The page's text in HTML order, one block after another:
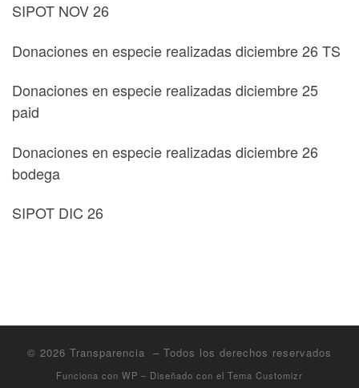
SIPOT NOV 26
Donaciones en especie realizadas diciembre 26 TS
Donaciones en especie realizadas diciembre 25
paid
Donaciones en especie realizadas diciembre 26
bodega
SIPOT DIC 26
© 2026 Transparencia – Todos los derechos reservados
Funciona con WP – Diseñado con el Tema Customizr